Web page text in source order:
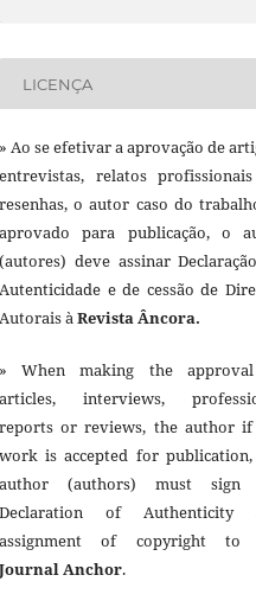
LICENÇA
» Ao se efetivar a aprovação de
entrevistas, relatos
resenhas, o autor caso do
aprovado para publicação, o
(autores) deve assinar
Autenticidade e de cessão de
Autorais àRevista Âncora.
» When making the
articles, interviews,
reports or reviews, the author
work is accepted for
author (authors) must sign
Declaration of Authenticity
assignment of copyright to
Journal Anchor.